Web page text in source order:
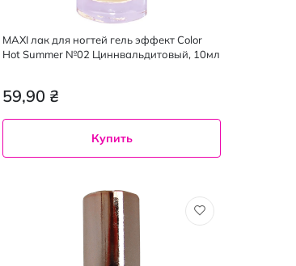
MAXI лак для ногтей гель эффект Color
Hot Summer №02 Циннвальдитовый, 10мл
59,90 ₴
Купить